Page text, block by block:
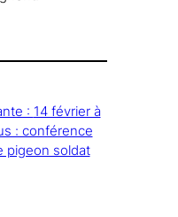
: 14 février à
: conférence
pigeon soldat